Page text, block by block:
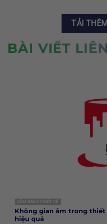
TẢI THÊM
BÀI VIẾT
CẨM NANG THIẾT KẾ
Không gian âm trong thiết
hiệu quả